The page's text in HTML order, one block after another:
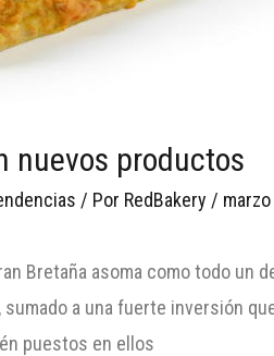
nuevos productos
/ Por RedBakery /
Bretaña asoma como todo
a una fuerte inversión
puestos en ellos